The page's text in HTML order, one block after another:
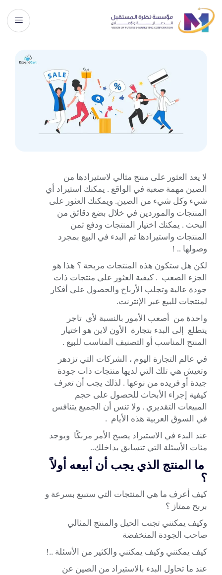
لا يعد العثور على منتج مثالي لاستيرادها من
الصين مهمة صعبة في الواقع . يمكنك استيراد أي
شيء وكل شيء من الصين. ويمكنك العثور على
المنتجات والموردين في خلال بضع دقائق من
البحث . يمكنك اختيار المنتجات ودفع ثمن
المنتجات واستيرادها ثم البدء في البيع بمجرد
وصولها .. !
لكن هل ستكون هذه المنتجات مربحة ؟ هذا هو
الجزء الصعب . كيفية العثور على منتجات ذات
جودة عالية وتجلب الأرباح والحصول على أفكار
لمنتجات للبيع عبر الإنترنت.
واحدة من أصعب الأمور بالنسبة لأي تاجر
يتطلع إلى البدء بتجارة الأون لاين هو اختيار
المنتج المناسب أو التصنيف المناسب للبيع .
في عالم التجارة اليوم ، الشركات التي تزدهر
وتعيش هي تلك التي لديها منتجات ذات جودة
جيدة أو فريده من نوعها . لذلك يجب أن تعرف
كيفية إجراء الأبحاث للحصول على حجم
المبيعات التقديري . ولا تنس أن الجميع يتنافس
في السوق العربية هذه الأيام .
عند البدء في الاستيراد يصبح الأمر مربكًا ويوجد
مئات الأسئلة التي تتسابق بداخلك..
ما المنتج الذي يجب أن أبيعه أولاً
؟
كيف أعرف ما هي المنتجات التي ستبيع بسرعة و
بربح ممتاز ؟
وكيف يمكنني تجنب الحيل والمنتج المثالي
صاحب الجودة المنخفضة
كيف يمكنني وكيف يمكنني والكثير من الأسئلة ..!
عند ما تحاول البدء بالاستيراد من الصين عن